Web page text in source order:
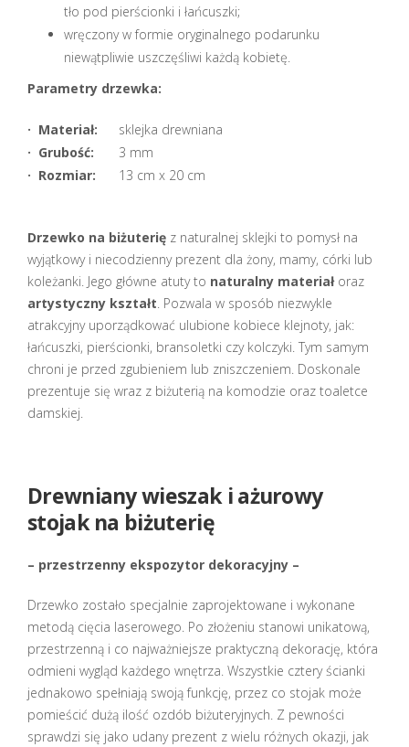
tło pod pierścionki i łańcuszki;
wręczony w formie oryginalnego podarunku
niewątpliwie uszczęśliwi każdą kobietę.
Parametry drzewka:
· Materiał:
sklejka drewniana
· Grubość:
3 mm
· Rozmiar:
13 cm x 20 cm
Drzewko na biżuterię z naturalnej sklejki to pomysł na
wyjątkowy i niecodzienny prezent dla żony, mamy, córki lub
koleżanki. Jego główne atuty to naturalny materiałoraz
artystyczny kształt. Pozwala w sposób niezwykle
atrakcyjny uporządkować ulubione kobiece klejnoty, jak:
łańcuszki, pierścionki, bransoletki czy kolczyki. Tym samym
chroni je przed zgubieniem lub zniszczeniem. Doskonale
prezentuje się wraz z biżuterią na komodzie oraz toaletce
damskiej.
Drewniany wieszak iażurowy
stojak na biżuterię
– przestrzenny ekspozytor dekoracyjny –
Drzewko zostało specjalnie zaprojektowane i wykonane
metodą cięcia laserowego. Po złożeniu stanowi unikatową,
przestrzenną i co najważniejsze praktyczną dekorację, która
odmieni wygląd każdego wnętrza. Wszystkie cztery ścianki
jednakowo spełniają swoją funkcję, przez co stojak może
pomieścić dużą ilość ozdób biżuteryjnych. Z pewności
sprawdzi się jako udany prezent z wielu różnych okazji, jak